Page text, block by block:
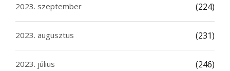
2023. szeptember (224)
2023. augusztus (231)
2023. július (246)